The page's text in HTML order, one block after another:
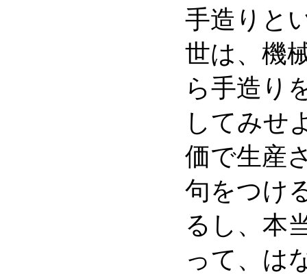
手造りと
世は、機
ら手造り
してみせ
価で生産
句をつけ
るし、本
って、は